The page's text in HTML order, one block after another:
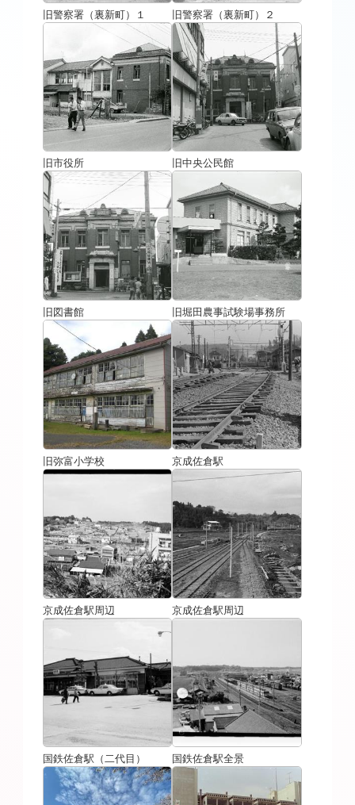
旧警察署（裏新町）１ 旧警察署（裏新町）２
旧市役所 旧中央公民館
旧図書館 旧堀田農事試験場事務所
旧弥富小学校 京成佐倉駅
京成佐倉駅周辺 京成佐倉駅周辺
国鉄佐倉駅（二代目） 国鉄佐倉駅全景